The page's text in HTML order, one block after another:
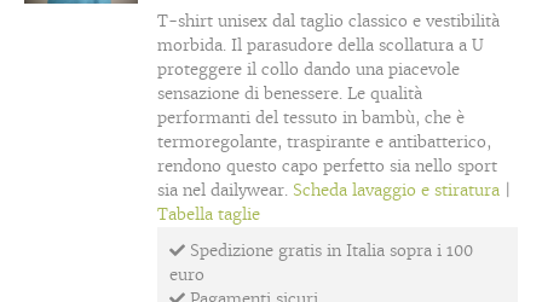
T-shirt unisex dal taglio classico e vestibilità
morbida. Il parasudore della scollatura a U
proteggere il collo dando una piacevole
sensazione di benessere. Le qualità
performanti del tessuto in bambù, che è
termoregolante, traspirante e antibatterico,
rendono questo capo perfetto sia nello sport
sia nel dailywear. Scheda lavaggio e stiratura
Tabella taglie
Spedizione gratis in Italia sopra i 100
euro